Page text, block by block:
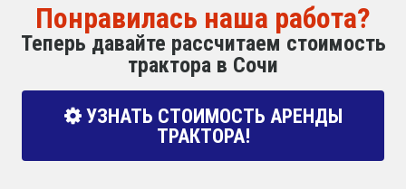
Понравилась наша работа?
Теперь давайте рассчитаем стоимость
трактора в Сочи
УЗНАТЬ СТОИМОСТЬ АРЕНДЫ
ТРАКТОРА!